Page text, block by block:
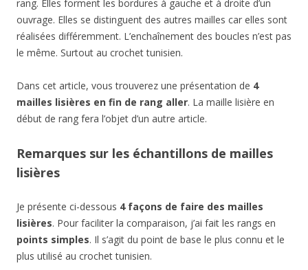
rang. Elles forment les bordures à gauche et à droite d’un
ouvrage. Elles se distinguent des autres mailles car elles sont
réalisées différemment. L’enchaînement des boucles n’est pas
le même. Surtout au crochet tunisien.
Dans cet article, vous trouverez une présentation de 4
mailles lisières en fin de rang aller. La maille lisière en
début de rang fera l’objet d’un autre article.
Remarques sur les échantillons de mailles
lisières
Je présente ci-dessous 4 façons de faire des mailles
lisières. Pour faciliter la comparaison, j’ai fait les rangs en
points simples. Il s’agit du point de base le plus connu et le
plus utilisé au crochet tunisien.